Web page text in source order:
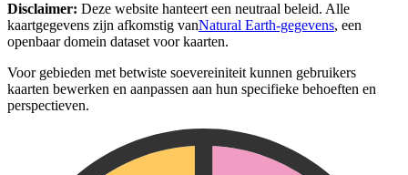
Disclaimer: Deze website hanteert een neutraal beleid. Alle
kaartgegevens zijn afkomstig vanNatural Earth-gegevens, een
openbaar domein dataset voor kaarten.
Voor gebieden met betwiste soevereiniteit kunnen gebruikers
kaarten bewerken en aanpassen aan hun specifieke behoeften en
perspectieven.